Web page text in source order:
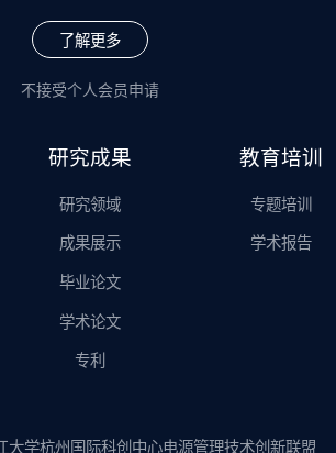
了解更多
不接受个人会员申请
研究成果
研究领域
成果展示
毕业论文
学术论文
专利
教育培训
专题培训
学术报告
学杭州国际科创中心电源管理技术创新联盟